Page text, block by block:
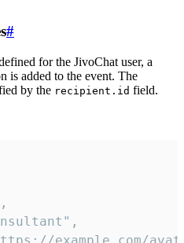
#
for the JivoChat user, a
is added to the event. The
by the recipient.id field.